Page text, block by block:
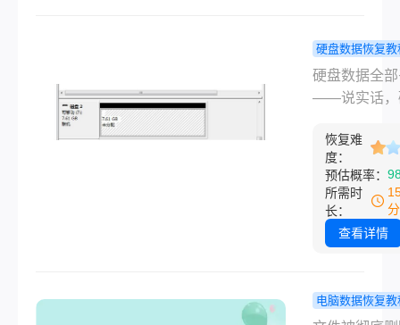
是把文件索
了，真正的
躺在硬盘扇
只要没被新
盖，就有机
来。这篇文
易到难、从
付费的顺序
正管用的恢
全列出来，
硬盘数据恢复教
盘数据全部
怎么找回？
能救！
硬盘数据全
——说实话，
基本都是脑
一声。我自
历过一次，
节假期结束
班，打开电
着三年的项
和几百张家
恢复难
度：
预估概率：
所需时
长：
查看详情
电脑数据恢复教